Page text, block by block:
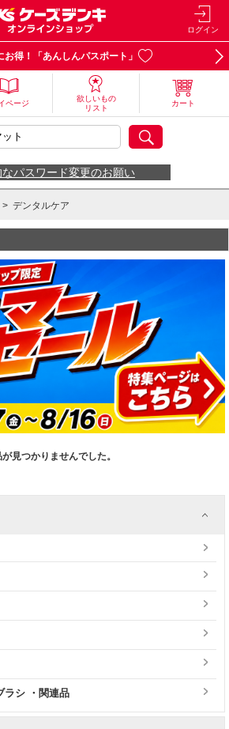
ログイン
お得！「あんしんパスポート」
ページ
欲しいもの
リスト
カート
なパスワード変更のお願い
> デンタルケア
見つかりませんでした。
ラシ ・関連品